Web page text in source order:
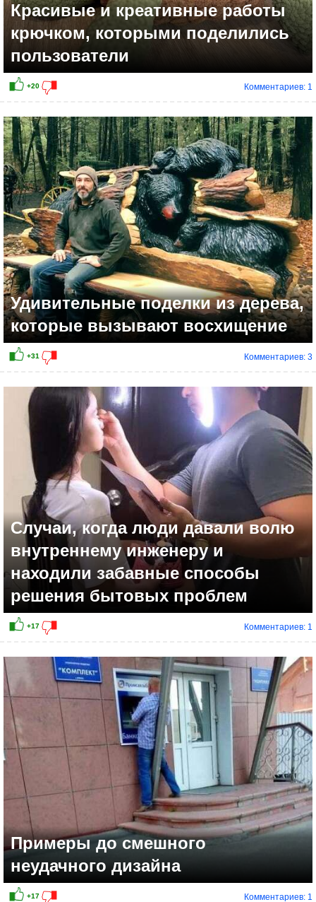
+16
+21
Красивые и креативные работы
крючком, которыми поделились
пользователи
Комментариев: 1
Удивительные поделки из дерева,
которые вызывают восхищение
Комментариев: 3
Случаи, когда люди давали волю
внутреннему инженеру и
находили забавные способы
решения бытовых проблем
Комментариев: 1
Примеры до смешного
неудачного дизайна
Комментариев: 1